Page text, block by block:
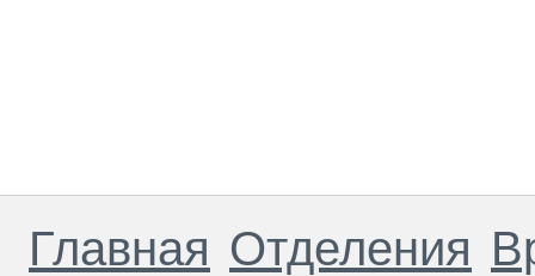
Главная Отделения